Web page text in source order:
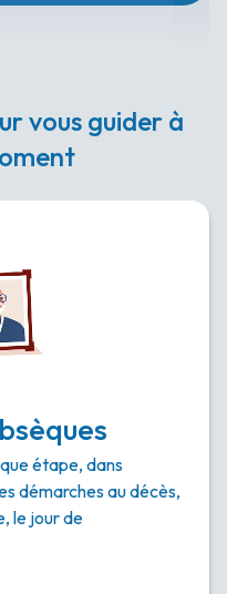
vous guider à
étape, dans
démarches au décès,
le jour de